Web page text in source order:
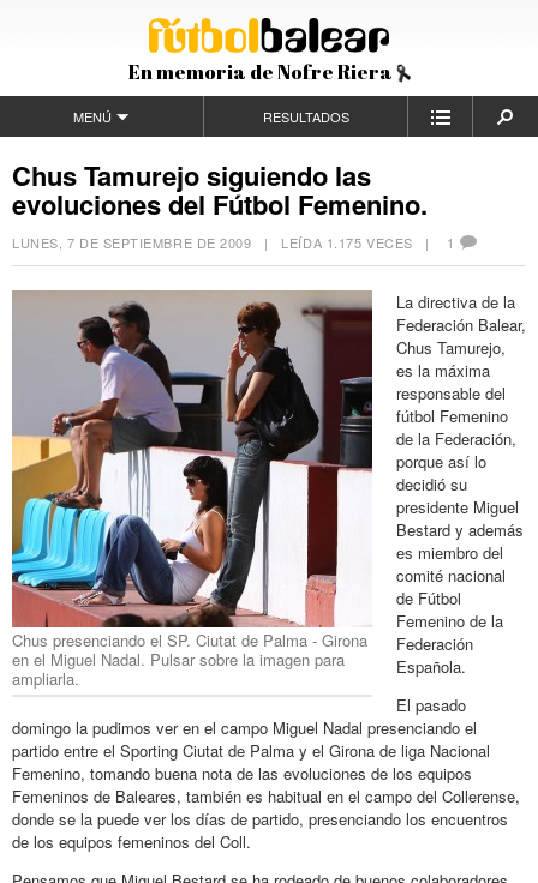
En memoria de Nofre Riera
MENÚ RESULTADOS
Chus Tamurejo siguiendo las
evoluciones del Fútbol Femenino.
LUNES, 7 DE SEPTIEMBRE DE 2009 | LEÍDA 1.175 VECES | 1
Chus presenciando el SP. Ciutat de Palma - Girona
en el Miguel Nadal. Pulsar sobre la imagen para
ampliarla.
La directiva de la
Federación Balear,
Chus Tamurejo,
es la máxima
responsable del
fútbol Femenino
de la Federación,
porque así lo
decidió su
presidente Miguel
Bestard y además
es miembro del
comité nacional
de Fútbol
Femenino de la
Federación
Española.
El pasado
domingo la pudimos ver en el campo Miguel Nadal presenciando el
partido entre el Sporting Ciutat de Palma y el Girona de liga Nacional
Femenino, tomando buena nota de las evoluciones de los equipos
Femeninos de Baleares, también es habitual en el campo del Collerense,
donde se la puede ver los días de partido, presenciando los encuentros
de los equipos femeninos del Coll.